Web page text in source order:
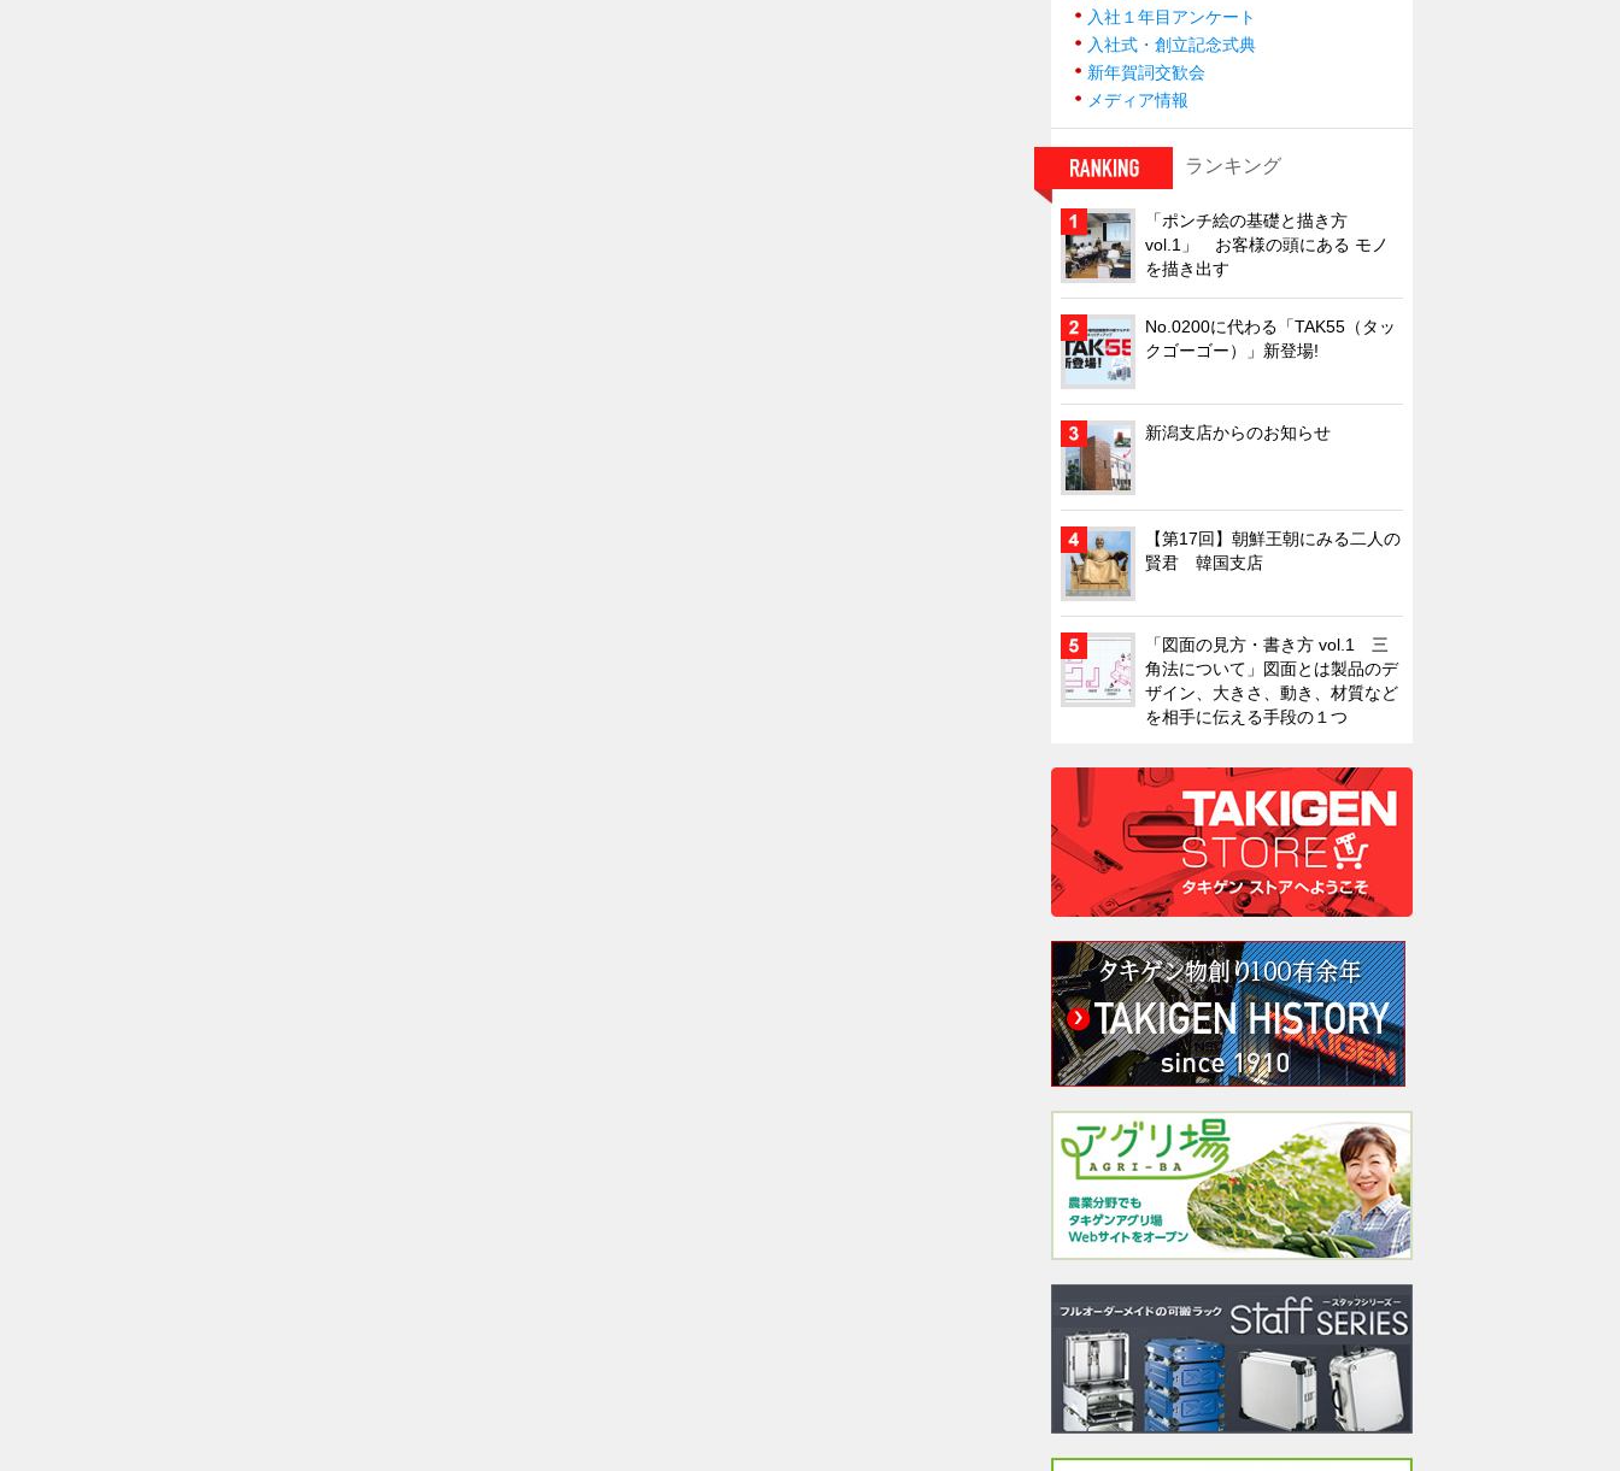
入社１年目アンケート
入社式・創立記念式典
新年賀詞交歓会
メディア情報
ランキング
「ポンチ絵の基礎と描き方
vol.1」 お客様の頭にある モノ
を描き出す
No.0200に代わる「TAK55（タッ
クゴーゴー）」新登場!
新潟支店からのお知らせ
【第17回】朝鮮王朝にみる二人の
賢君 韓国支店
「図面の見方・書き方 vol.1 三
角法について」図面とは製品のデ
ザイン、大きさ、動き、材質など
を相手に伝える手段の１つ